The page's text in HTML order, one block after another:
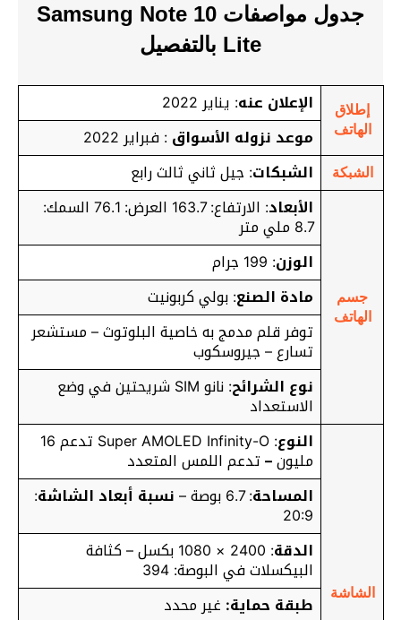
جدول مواصفات Samsung Note 10
Lite بالتفصيل
إطلاق
الهاتف
الإعلان عنه: يناير 2022
موعد نزوله الأسواق: فبراير 2022
الشبكة الشبكات: جيل ثاني ثالث رابع
جسم
الهاتف
الأبعاد : الارتفاع: 163.7 العرض: 76.1 السمك:
8.7 ملي متر
الوزن: 199 جرام
مادة الصنع: بولي كربونيت
توفر قلم مدمج به خاصية البلوتوث – مستشعر
تسارع – جيروسكوب
نوع الشرائح
: نانو SIM شريحتين في وضع
الاستعداد
الشاشة
النوع : Super AMOLED Infinity-O تدعم 16
مليون–تدعم اللمس المتعدد
المساحة: 6.7 بوصة – نسبة أبعاد الشاشة:
20:9
الدقة
: 2400 × 1080 بكسل – كثافة
البيكسلات في البوصة: 394
طبقة حماية: غير محدد